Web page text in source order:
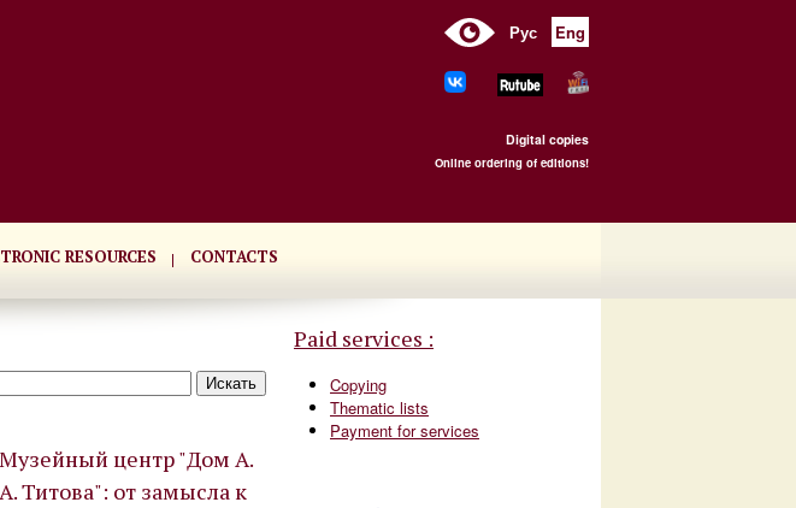
Рус Eng
Digital copies
Online ordering of editions!
RESOURCES CONTACTS
Музейный центр "Дом А.
А. Титова": от замысла к
Paid services :
Copying
Thematic lists
Payment for services